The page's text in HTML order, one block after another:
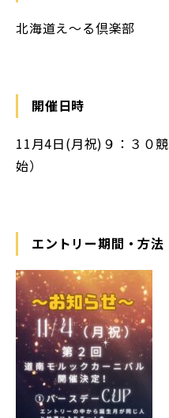
北海道え～る倶楽部
開催日時
11月4日(月祝)９：３０
始）
エントリー期間・方法